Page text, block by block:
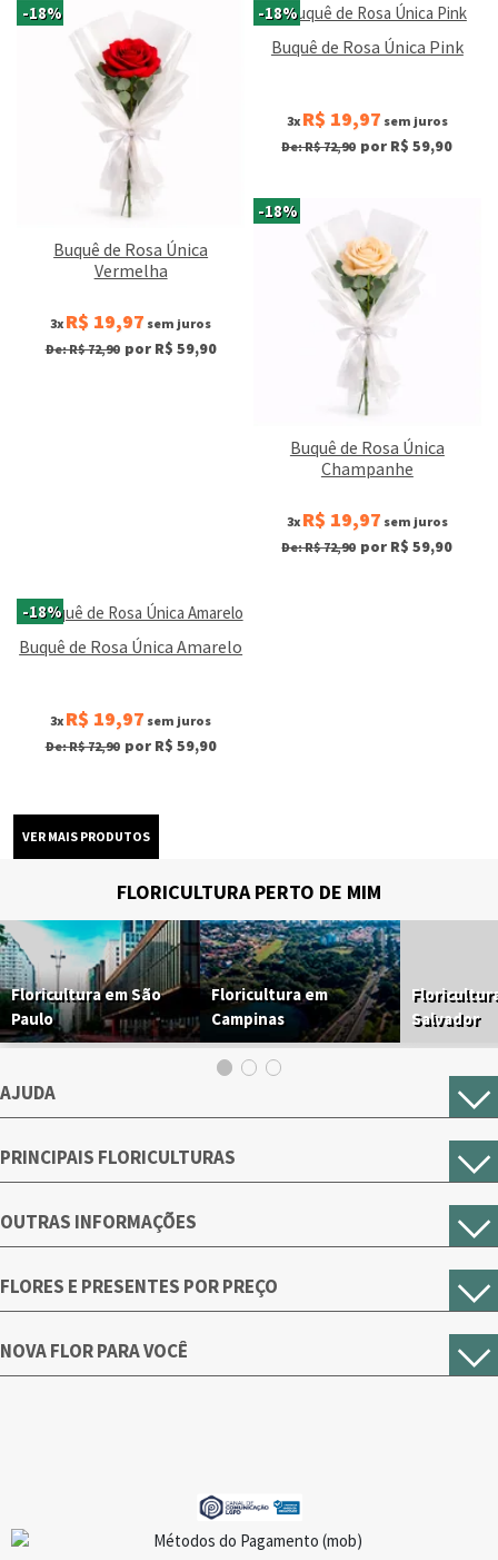
-18%
Buquê de Rosa Única
Vermelha
3x R$ 19,97 sem juros
De: R$ 72,90 por R$ 59,90
-18%
Buquê de Rosa Única Pink
3x R$ 19,97 sem juros
De: R$ 72,90 por R$ 59,90
-18%
Buquê de Rosa Única
Champanhe
3x R$ 19,97 sem juros
De: R$ 72,90 por R$ 59,90
-18%
Buquê de Rosa Única Amarelo
3x R$ 19,97 sem juros
De: R$ 72,90 por R$ 59,90
FLORICULTURA PERTO DE MIM
Floricultura em São
Paulo
Floricultura em
Campinas
Salvador
AJUDA
PRINCIPAIS FLORICULTURAS
OUTRAS INFORMAÇÕES
FLORES E PRESENTES POR PREÇO
NOVA FLOR PARA VOCÊ